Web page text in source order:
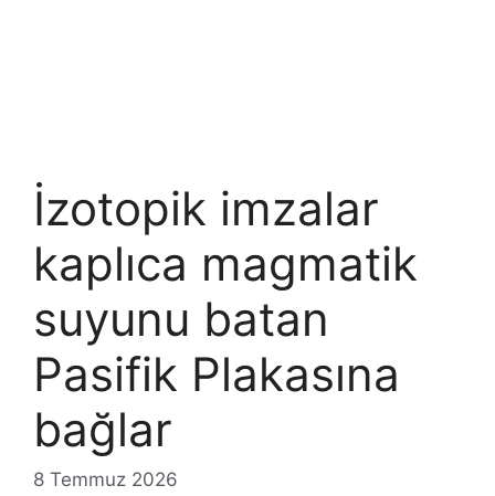
İzotopik imzalar
kaplıca magmatik
suyunu batan
Pasifik Plakasına
bağlar
8 Temmuz 2026